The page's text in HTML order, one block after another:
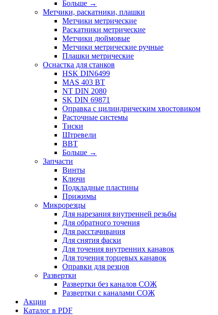
Больше →
Метчики, раскатники, плашки
Метчики метрические
Раскатники метрические
Метчики дюймовые
Метчики метрические ручные
Плашки метрические
Оснастка для станков
HSK DIN6499
MAS 403 BT
NT DIN 2080
SK DIN 69871
Оправка с цилиндрическим хвостовиком
Расточные системы
Тиски
Штревели
BBT
Больше →
Запчасти
Винты
Ключи
Подкладные пластины
Прижимы
Микрорезцы
Для нарезания внутренней резьбы
Для обратного точения
Для расстачивания
Для снятия фаски
Для точения внутренних канавок
Для точения торцевых канавок
Оправки для резцов
Развертки
Развертки без каналов СОЖ
Развертки с каналами СОЖ
Акции
Каталог в PDF